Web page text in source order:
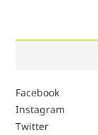
Facebook
Instagram
Twitter